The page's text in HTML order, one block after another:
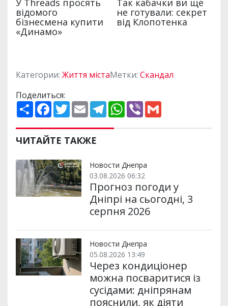
Категории: Життя містаМетки: Скандал
Поделиться:
П
о
и
р
и
и
F
a
e
b
o
k
T
w
t
t
e
E
m
i
l
T
e
e
m
W
h
p
V
ЧИТАЙТЕ ТАКЖЕ
Новости Днепра
03.08.2026 06:32
Прогноз погоди у
Дніпрі на сьогодні, 3
серпня 2026
Новости Днепра
05.08.2026 13:49
Через кондиціонер
можна посваритися із
сусідами: дніпрянам
пояснили, як діяти